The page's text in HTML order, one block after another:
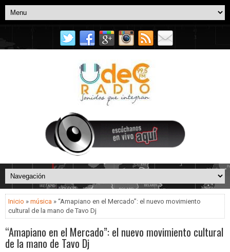
Inicio » música » “Amapiano en el Mercado”: el nuevo movimiento
cultural de la mano de Tavo Dj
“Amapiano en el Mercado”: el nuevo movimiento cultural
de la mano de Tavo Dj